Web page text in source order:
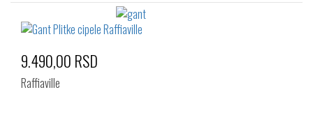
9.490,00 RSD
Raffiaville